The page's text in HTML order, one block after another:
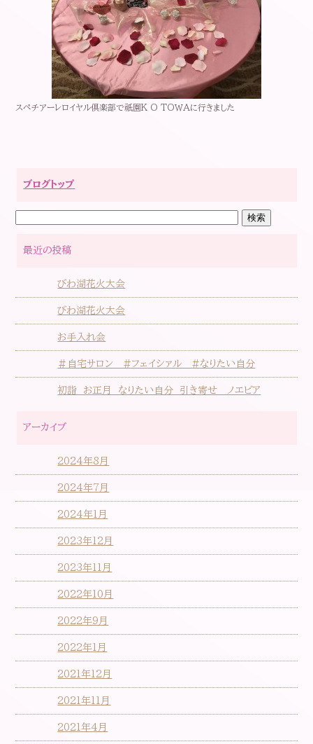
スペチアーレロイヤル倶楽部で祇園K O TOＷAに行きました
ブログトップ
最近の投稿
びわ湖花火大会
びわ湖花火大会
お手入れ会
＃自宅サロン #フェイシァル #なりたい自分
初詣 お正月 なりたい自分 引き寄せ ノエビア
アーカイブ
2024年8月
2024年7月
2024年1月
2023年12月
2023年11月
2022年10月
2022年9月
2022年1月
2021年12月
2021年11月
2021年4月